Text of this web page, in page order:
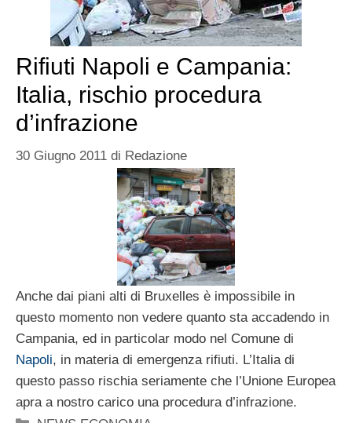
Rifiuti Napoli e Campania:
Italia, rischio procedura
d’infrazione
30 Giugno 2011 di Redazione
Anche dai piani alti di Bruxelles è impossibile in
questo momento non vedere quanto sta accadendo in
Campania, ed in particolar modo nel Comune di
Napoli, in materia di emergenza rifiuti. L’Italia di
questo passo rischia seriamente che l’Unione Europea
apra a nostro carico una procedura d’infrazione.